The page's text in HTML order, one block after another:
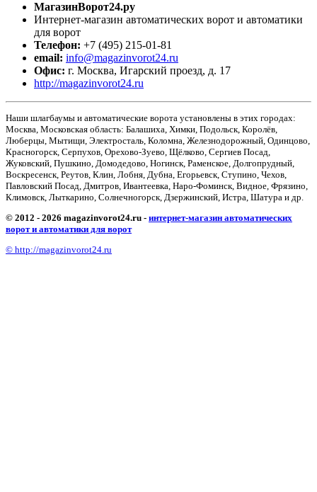
МагазинВорот24.ру
Интернет-магазин автоматических ворот и автоматики
для ворот
Телефон: +7 (495) 215-01-81
email: info@magazinvorot24.ru
Офис: г. Москва, Игарский проезд, д. 17
http://magazinvorot24.ru
Наши шлагбаумы и автоматические ворота установлены в этих городах:
Москва, Московская область: Балашиха, Химки, Подольск, Королёв,
Люберцы, Мытищи, Электросталь, Коломна, Железнодорожный, Одинцово,
Красногорск, Серпухов, Орехово-Зуево, Щёлково, Сергиев Посад,
Жуковский, Пушкино, Домодедово, Ногинск, Раменское, Долгопрудный,
Воскресенск, Реутов, Клин, Лобня, Дубна, Егорьевск, Ступино, Чехов,
Павловский Посад, Дмитров, Ивантеевка, Наро-Фоминск, Видное, Фрязино,
Климовск, Лыткарино, Солнечногорск, Дзержинский, Истра, Шатура и др.
© 2012 - 2026 magazinvorot24.ru - интернет-магазин автоматических
ворот и автоматики для ворот
© http://magazinvorot24.ru